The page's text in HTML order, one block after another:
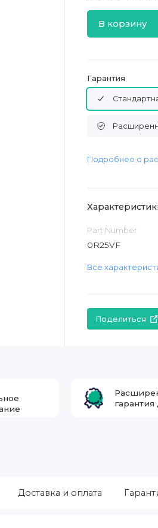
В корзину
Гарантия
Подробнее о
Part Number
0R25VF
Все
Поделиться
гарантия
Доставка и оплата